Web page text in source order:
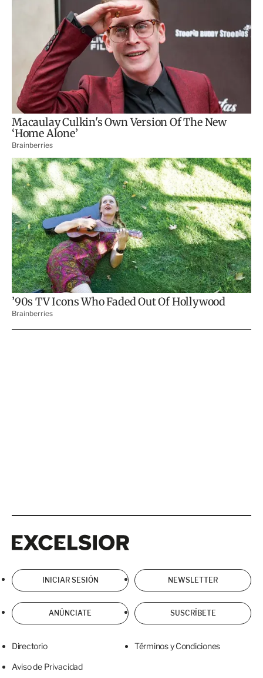
INICIAR SESIÓN NEWSLETTER
ANÚNCIATE SUSCRÍBETE
Directorio Términos y Condiciones
Aviso de Privacidad